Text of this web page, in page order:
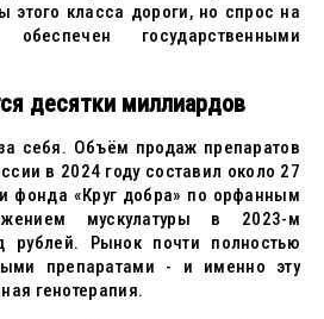
этого класса дороги, но спрос на
государственными
десятки миллиардов
себя. Объём продаж препаратов
в 2024 году составил около 27
фонда «Круг добра» по орфанным
мускулатуры в 2023-м
рублей. Рынок почти полностью
препаратами - и именно эту
генотерапия.